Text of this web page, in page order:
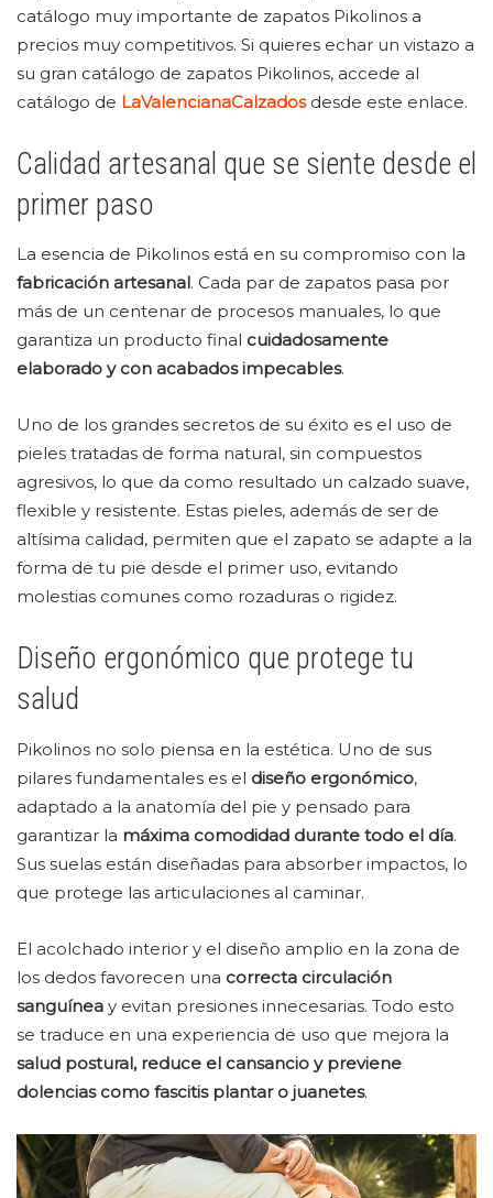
catálogo muy importante de zapatos Pikolinos a
precios muy competitivos. Si quieres echar un vistazo a
su gran catálogo de zapatos Pikolinos, accede al
catálogo de LaValencianaCalzadosdesde este enlace.
Calidad artesanal que se siente desde el
primer paso
La esencia de Pikolinos está en su compromiso con la
fabricación artesanal. Cada par de zapatos pasa por
más de un centenar de procesos manuales, lo que
garantiza un producto final cuidadosamente
elaborado y con acabados impecables.
Uno de los grandes secretos de su éxito es el uso de
pieles tratadas de forma natural, sin compuestos
agresivos, lo que da como resultado un calzado suave,
flexible y resistente. Estas pieles, además de ser de
altísima calidad, permiten que el zapato se adapte a la
forma de tu pie desde el primer uso, evitando
molestias comunes como rozaduras o rigidez.
Diseño ergonómico que protege tu
salud
Pikolinos no solo piensa en la estética. Uno de sus
pilares fundamentales es el diseño ergonómico,
adaptado a la anatomía del pie y pensado para
garantizar la máxima comodidad durante todo el día.
Sus suelas están diseñadas para absorber impactos, lo
que protege las articulaciones al caminar.
El acolchado interior y el diseño amplio en la zona de
los dedos favorecen una correcta circulación
sanguínea y evitan presiones innecesarias. Todo esto
se traduce en una experiencia de uso que mejora la
salud postural, reduce el cansancio y previene
dolencias como fascitis plantar o juanetes.